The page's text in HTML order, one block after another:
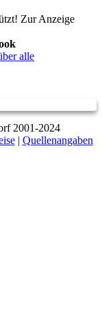
Zur Anzeige
alle
2001-2024
| Quellenangaben